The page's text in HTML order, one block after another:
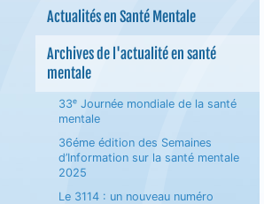
Actualités en Santé Mentale
Archives de l'actualité en santé
mentale
33ᵉ Journée mondiale de la santé
mentale
36éme édition des Semaines
d’Information sur la santé mentale
2025
Le 3114 : un nouveau numéro